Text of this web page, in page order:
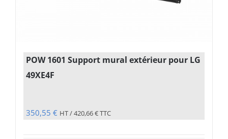
POW 1601 Support mural extérieur pour LG
49XE4F
350,55 € HT /420,66€TTC